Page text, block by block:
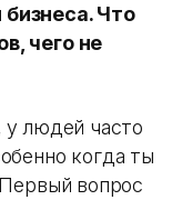
Что
чего не
людей часто
когда ты
вопрос